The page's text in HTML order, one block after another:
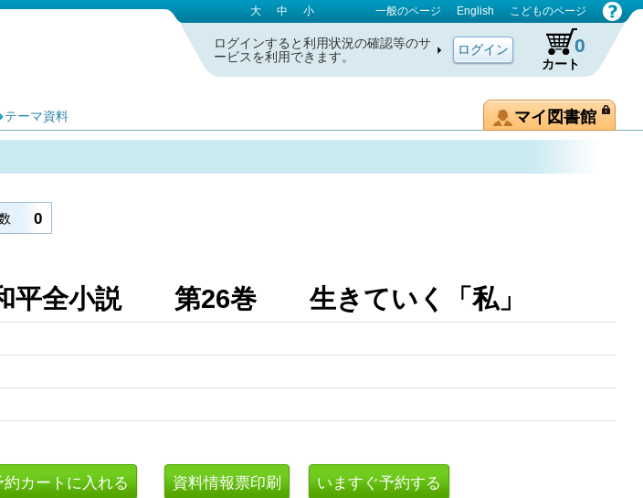
約システム 大 中 小 一般のページ English こどものページ
ログインすると利用状況の確認等のサ
ービスを利用できます。
カート
0
テーマ資料 マイ図書館
0
平全小説 第26巻 生きていく「私」